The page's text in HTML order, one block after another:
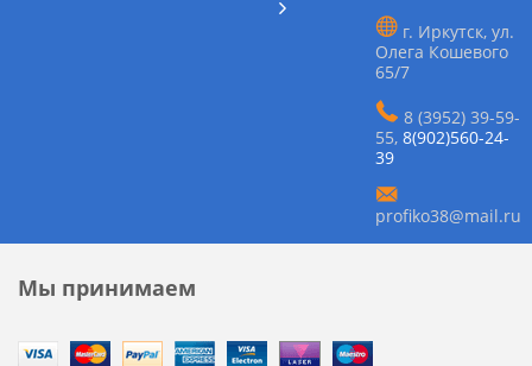
г. Иркутск, ул.
Олега Кошевого
65/7
8 (3952) 39-59-
55, 8(902)560-24-
39
profiko38@mail.ru
Мы принимаем